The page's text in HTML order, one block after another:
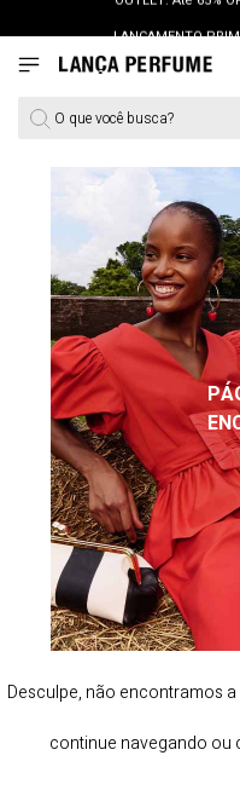
LANÇAMENTO
O que você busca?
Desculpe, não encontramos
continue navegando ou